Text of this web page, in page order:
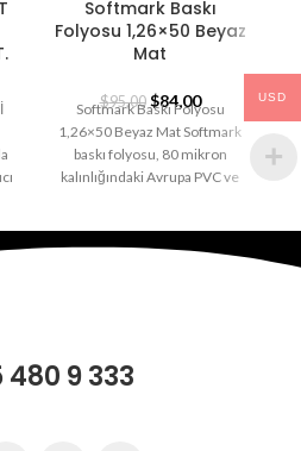
Softmark Baskı
Folyosu 1,26×50 Beyaz
Mat
$95,00 $84,00
Softmark Baskı Folyosu
1,26×50 Beyaz Mat Softmark
baskı folyosu, 80 mikron
kalınlığındaki Avrupa PVC ve
9 333
USD